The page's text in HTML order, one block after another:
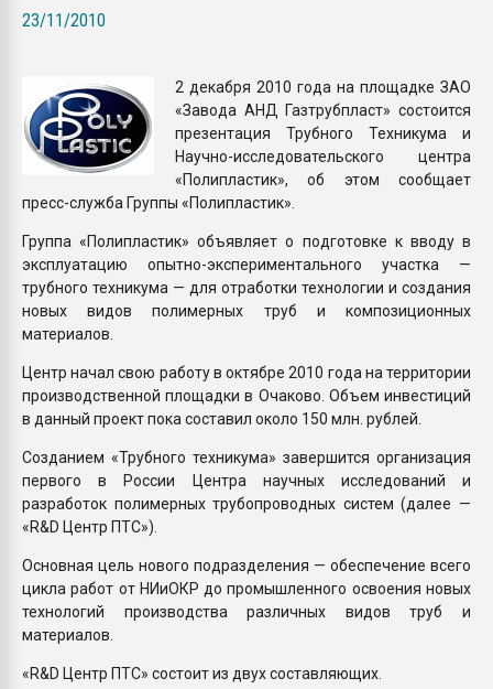
23/11/2010
2 декабря 2010 года на площадке ЗАО
«Завода АНД Газтрубпласт» состоится
презентация Трубного Техникума и
Научно-исследовательского центра
«Полипластик», об этом сообщает
пресс-служба Группы «Полипластик».
Группа «Полипластик» объявляет о подготовке к вводу в
эксплуатацию опытно-экспериментального участка —
трубного техникума — для отработки технологии и создания
новых видов полимерных труб и композиционных
материалов.
Центр начал свою работу в октябре 2010 года на территории
производственной площадки в Очаково. Объем инвестиций
в данный проект пока составил около 150 млн. рублей.
Созданием «Трубного техникума» завершится организация
первого в России Центра научных исследований и
разработок полимерных трубопроводных систем (далее —
«R&D Центр ПТС»).
Основная цель нового подразделения — обеспечение всего
цикла работ от НИиОКР до промышленного освоения новых
технологий производства различных видов труб и
материалов.
«R&D Центр ПТС» состоит из двух составляющих.